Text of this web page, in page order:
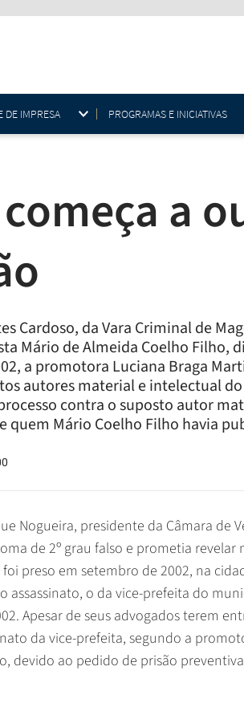
DE IMPRESA PROGRAMAS E INICIATIVAS
a
Cardoso, da Vara Criminal de
Mário de Almeida Coelho Filho,
a promotora Luciana Braga
autores material e intelectual
contra o suposto autor
quem Mário Coelho Filho havia
Nogueira, presidente da Câmara de
de 2º grau falso e prometia revelar
preso em setembro de 2002, na
o da vice-prefeita do
Apesar de seus advogados terem
da vice-prefeita, segundo a
devido ao pedido de prisão